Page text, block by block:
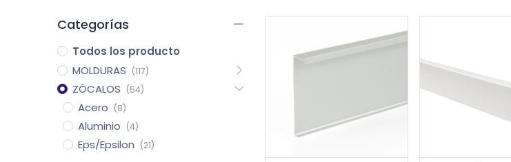
Categorías
Todos los producto
MOLDURAS (117)
ZÓCALOS (54)
Acero (8)
Aluminio (4)
Eps/Epsilon (21)